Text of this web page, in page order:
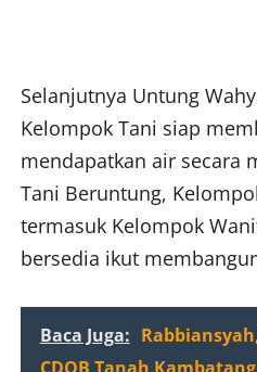
Selanjutnya Untung
Kelompok Tani siap
mendapatkan air secara
Tani Beruntung,
termasuk Kelompok
bersedia ikut
Baca Juga: